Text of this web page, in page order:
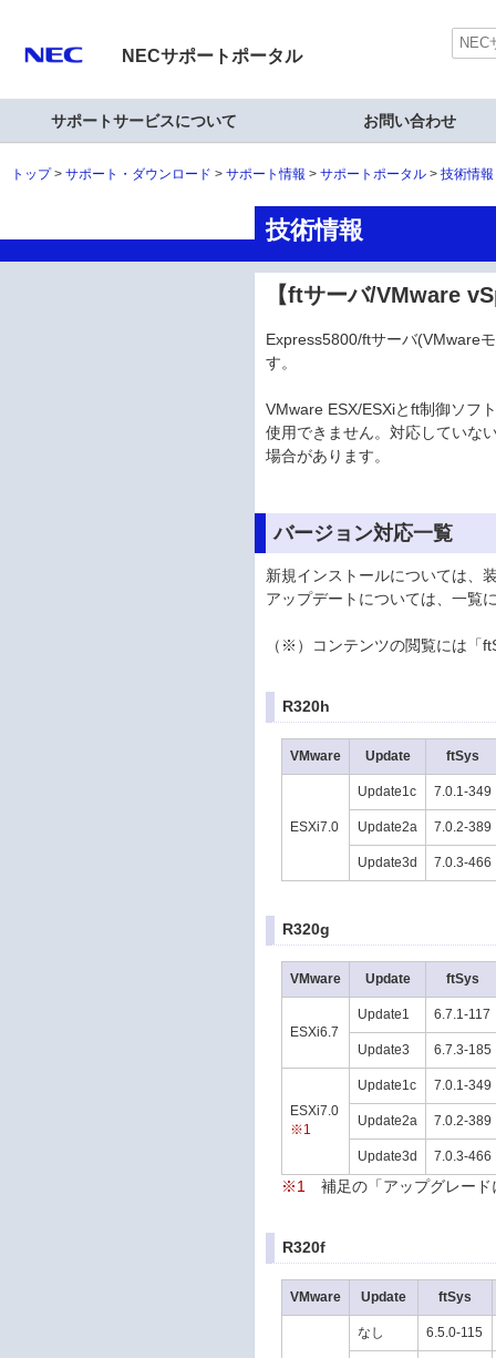
NECサポートポータル
サポートサービスについて お問い合わせ
トップ サポート・ダウンロード サポート情報 サポートポータル 技術情
技術情報
【ftサーバ/VMware
Express5800/ftサーバ(VMware
す。
VMware ESX/ESXiとft制御ソフ
使用できません。対応していな
場合があります。
バージョン対応一覧
新規インストールについては、
アップデートについては、一覧
（※）コンテンツの閲覧には「
R320h
VMware Update ftSys
ESXi7.0
Update1c 7.0.1-349
Update2a 7.0.2-389
Update3d 7.0.3-466
R320g
VMware Update ftSys
ESXi6.7
Update1 6.7.1-117
Update3 6.7.3-185
ESXi7.0
※1
Update1c 7.0.1-349
Update2a 7.0.2-389
Update3d 7.0.3-466
※1 補足の「アップグレード
R320f
VMware Update ftSys
なし 6.5.0-115